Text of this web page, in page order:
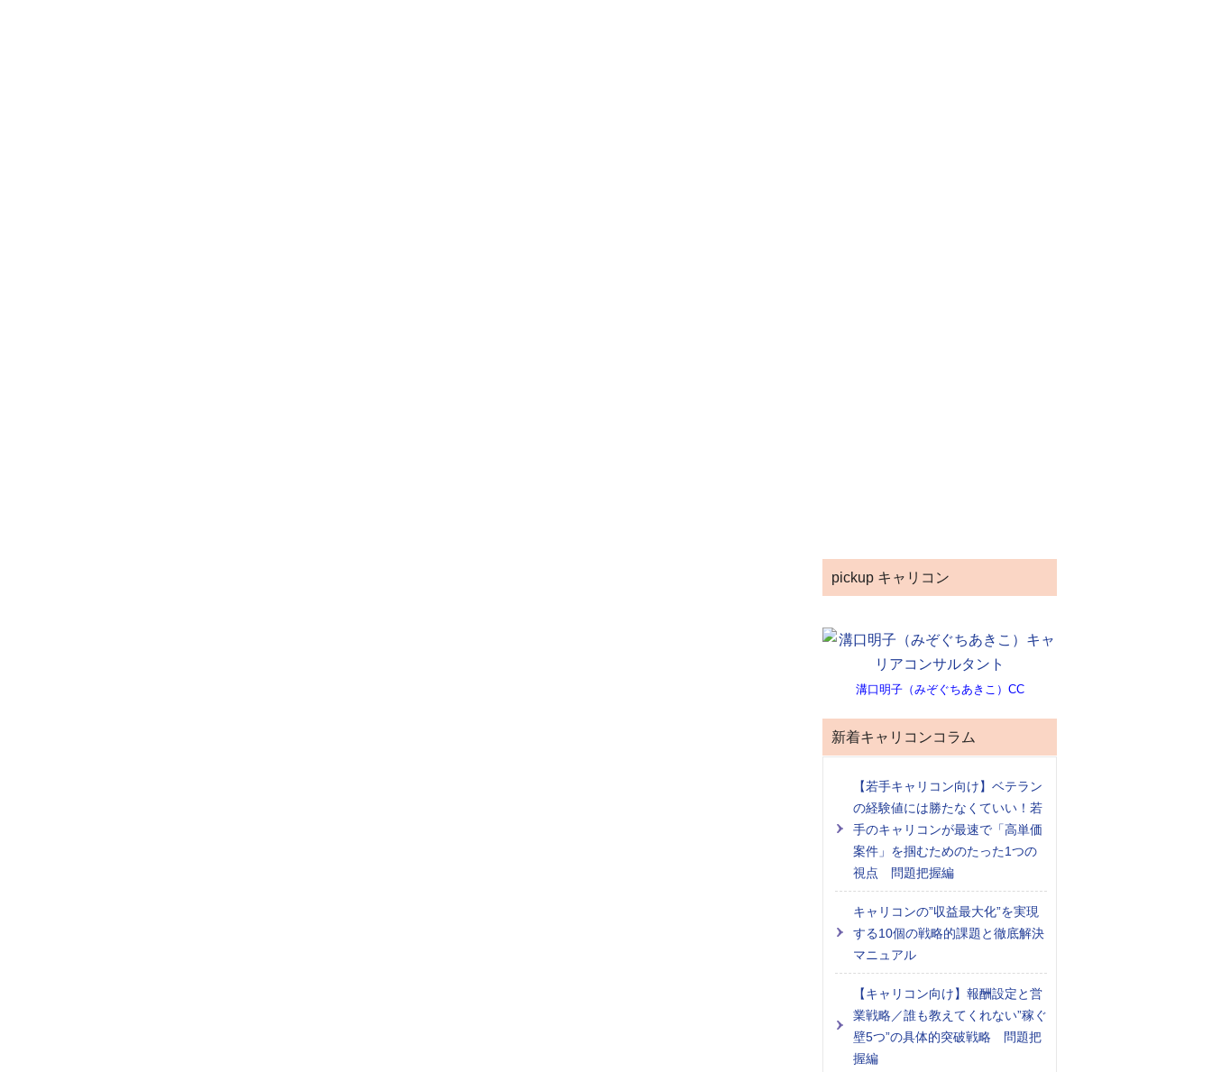
pickup キャリコン
溝口明子（みぞぐちあきこ）CC
新着キャリコンコラム
【若手キャリコン向け】ベテラン
の経験値には勝たなくていい！若
手のキャリコンが最速で「高単価
案件」を掴むためのたった1つの
視点 問題把握編
キャリコンの”収益最大化”を実現
する10個の戦略的課題と徹底解決
マニュアル
【キャリコン向け】報酬設定と営
業戦略／誰も教えてくれない”稼ぐ
壁5つ”の具体的突破戦略 問題把
握編